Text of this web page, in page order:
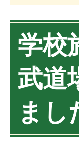
学校
武道
まし